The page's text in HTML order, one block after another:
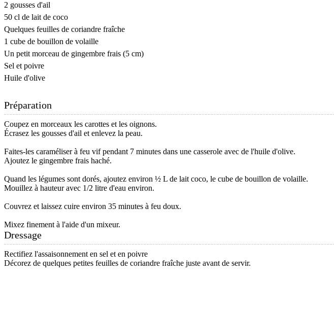
2 gousses d'ail
50 cl de lait de coco
Quelques feuilles de coriandre fraîche
1 cube de bouillon de volaille
Un petit morceau de gingembre frais (5 cm)
Sel et poivre
Huile d'olive
Préparation
Coupez en morceaux les carottes et les oignons.
Écrasez les gousses d'ail et enlevez la peau.
Faites-les caraméliser à feu vif pendant 7 minutes dans une casserole avec de l'huile d'olive.
Ajoutez le gingembre frais haché.
Quand les légumes sont dorés, ajoutez environ ½ L de lait coco, le cube de bouillon de volaille.
Mouillez à hauteur avec 1/2 litre d'eau environ.
Couvrez et laissez cuire environ 35 minutes à feu doux.
Mixez finement à l'aide d'un mixeur.
Dressage
Rectifiez l'assaisonnement en sel et en poivre
Décorez de quelques petites feuilles de coriandre fraîche juste avant de servir.